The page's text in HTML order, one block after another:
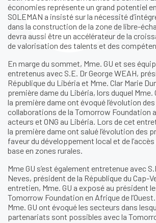
économies représente un grand potentiel
SOLEMAN a insisté sur la nécessité
dans la construction de la zone de libre-
devra aussi être un accélérateur de la
de valorisation des talents et des
En marge du sommet, Mme. GU et ses
entretenus avec S.E. Dr George WEAH,
République du Libéria et Mme. Clar Marie
première dame du Libéria, lors duquel Mme.
la première dame ont évoqué l’évolution
collaborations de la Tomorrow Foundation
acteurs et ONG au Libéria. Lors de cet
la première dame ont salué l’évolution des
faveur du développement local et de
base en zones rurales.
Mme GU s’est également entretenue avec
Neves, président de la République du Cap-
entretien, Mme. GU a exposé au président
Tomorrow Foundation en Afrique de
Mme. GU ont évoqué les secteurs dans
partenariats sont possibles avec la